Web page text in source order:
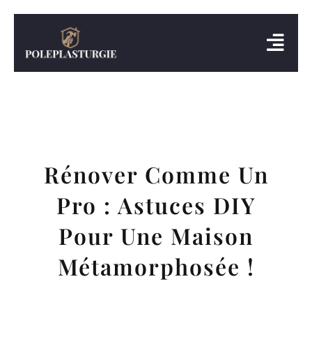
Rénover Comme Un
Pro : Astuces DIY
Pour Une Maison
Métamorphosée !